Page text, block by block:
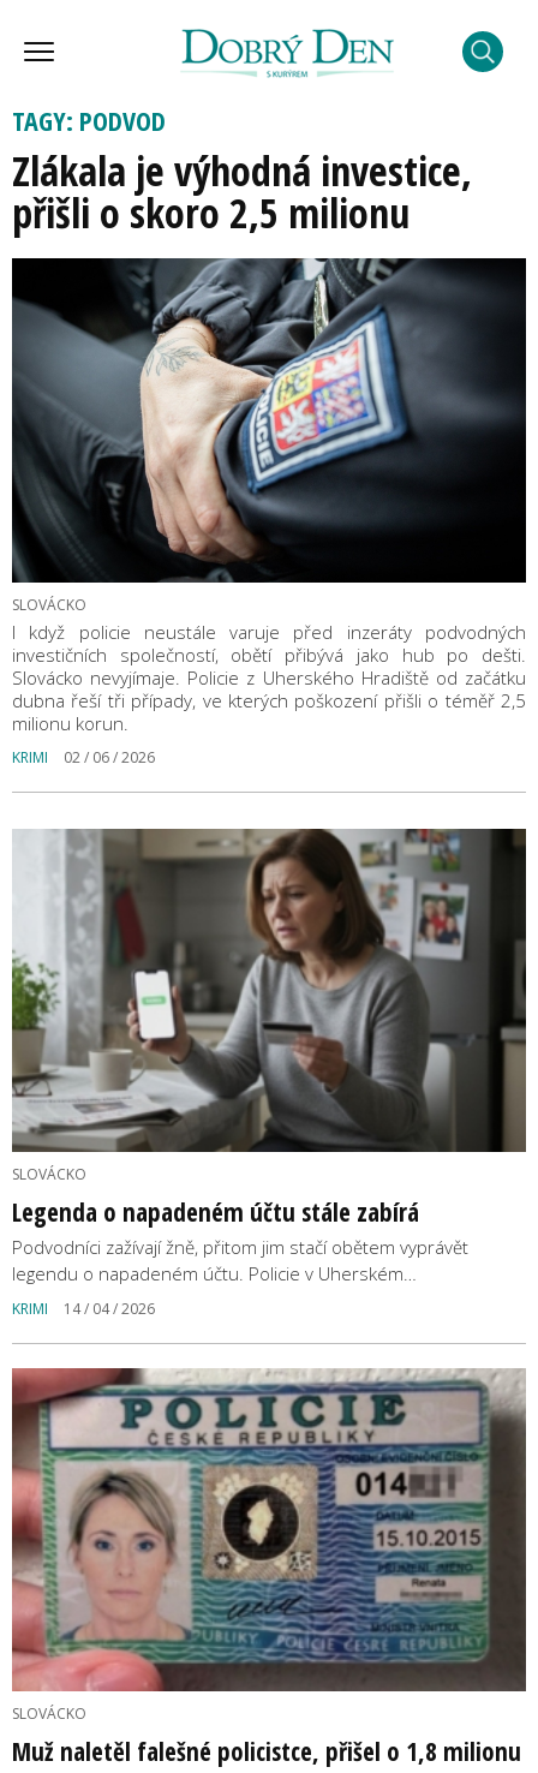
TAGY: PODVOD
Zlákala je výhodná investice,
přišli o skoro 2,5 milionu
SLOVÁCKO
I když policie neustále varuje před inzeráty podvodných
investičních společností, obětí přibývá jako hub po dešti.
Slovácko nevyjímaje. Policie z Uherského Hradiště od začátku
dubna řeší tři případy, ve kterých poškození přišli o téměř 2,5
milionu korun.
KRIMI 02 / 06 / 2026
SLOVÁCKO
Legenda o napadeném účtu stále zabírá
Podvodníci zažívají žně, přitom jim stačí obětem vyprávět
legendu o napadeném účtu. Policie v Uherském…
KRIMI 14 / 04 / 2026
SLOVÁCKO
Muž naletěl falešné policistce, přišel o 1,8 milionu